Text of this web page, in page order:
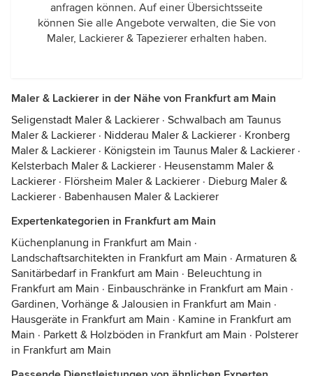
anfragen können. Auf einer Übersichtsseite
können Sie alle Angebote verwalten, die Sie von
Maler, Lackierer & Tapezierer erhalten haben.
Maler & Lackierer in der Nähe von Frankfurt am Main
Seligenstadt Maler & Lackierer · Schwalbach am Taunus
Maler & Lackierer · Nidderau Maler & Lackierer · Kronberg
Maler & Lackierer · Königstein im Taunus Maler & Lackierer ·
Kelsterbach Maler & Lackierer · Heusenstamm Maler &
Lackierer · Flörsheim Maler & Lackierer · Dieburg Maler &
Lackierer · Babenhausen Maler & Lackierer
Expertenkategorien in Frankfurt am Main
Küchenplanung in Frankfurt am Main ·
Landschaftsarchitekten in Frankfurt am Main · Armaturen &
Sanitärbedarf in Frankfurt am Main · Beleuchtung in
Frankfurt am Main · Einbauschränke in Frankfurt am Main ·
Gardinen, Vorhänge & Jalousien in Frankfurt am Main ·
Hausgeräte in Frankfurt am Main · Kamine in Frankfurt am
Main · Parkett & Holzböden in Frankfurt am Main · Polsterer
in Frankfurt am Main